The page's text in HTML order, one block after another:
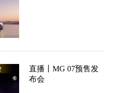
直播丨MG 07预售发
布会